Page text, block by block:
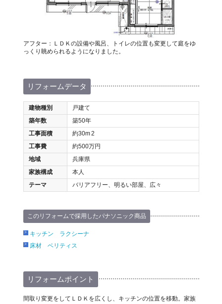
アフター：ＬＤＫの設備や風呂、トイレの位置も変更して庭をゆ
っくり眺められるようになりました。
リフォームデータ
建物種別
戸建て
築年数
築50年
工事面積
約30m2
工事費
約500万円
地域
兵庫県
家族構成
本人
テーマ
バリアフリー、明るい部屋、広々
このリフォームで採用したパナソニック商品
キッチン ラクシーナ
床材 ベリティス
リフォームポイント
間取り変更をしてＬＤＫを広くし、キッチンの位置を移動。家族